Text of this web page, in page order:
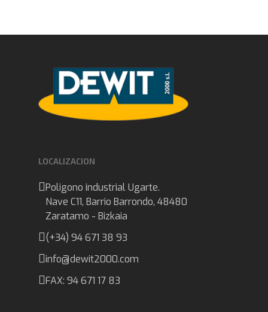
LOCALIZACION
Poligono industrial Ugarte.
Nave C11, Barrio Barrondo, 48480
Zaratamo - Bizkaia
(+34) 94 671 38 93
info@dewit2000.com
FAX: 94 671 17 83